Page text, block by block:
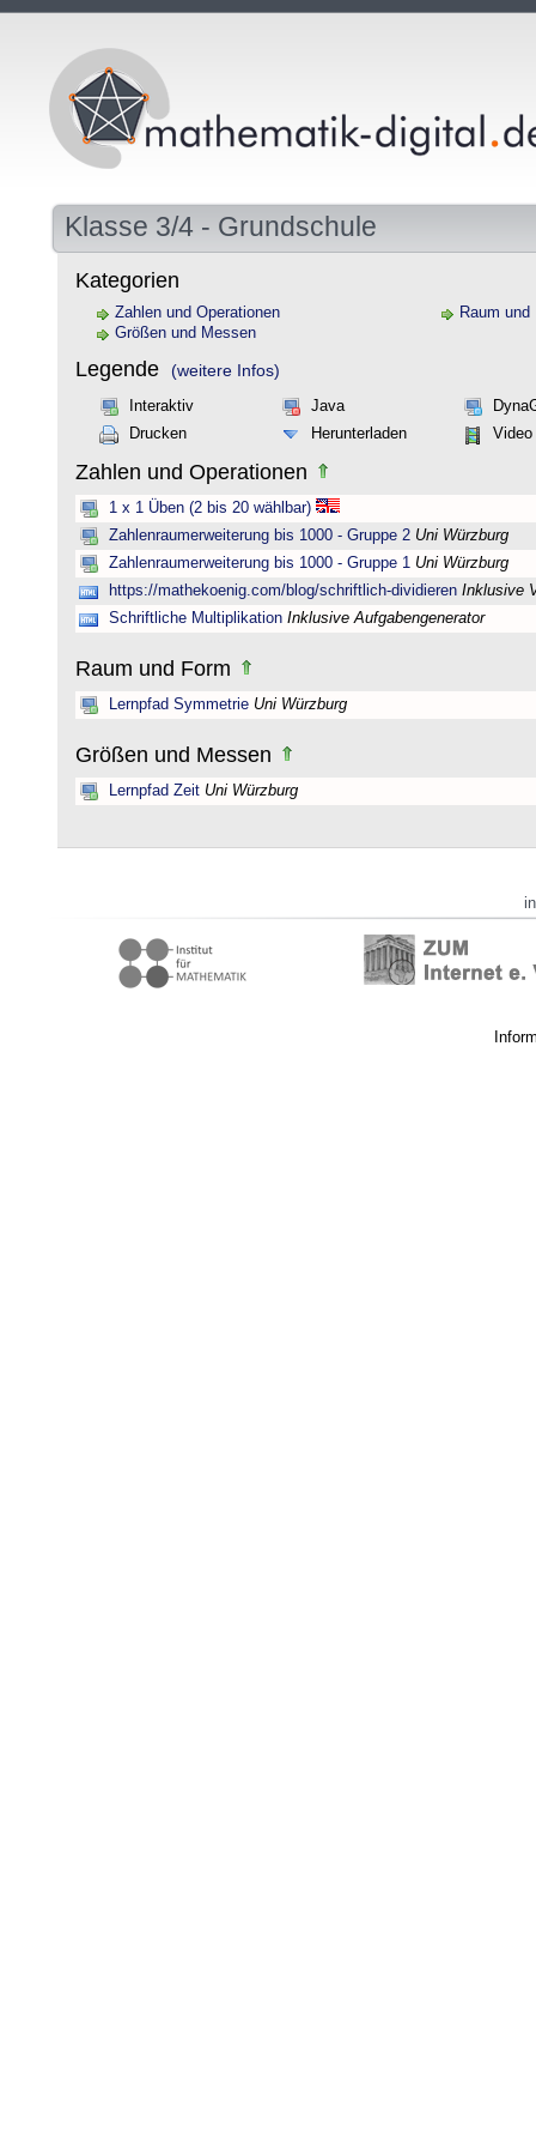
Klasse 3/4 - Grundschule
Kategorien
Zahlen und Operationen
Raum und
Größen und Messen
Legende (weitere Infos)
Interaktiv Java
Drucken
Herunterladen Video
Zahlen und Operationen
1 x 1 Üben (2 bis 20 wählbar)
Zahlenraumerweiterung bis 1000 - Gruppe 2 Uni Würzburg
Zahlenraumerweiterung bis 1000 - Gruppe 1 Uni Würzburg
https://mathekoenig.com/blog/schriftlich-dividieren Inklusive
Schriftliche Multiplikation Inklusive Aufgabengenerator
Raum und Form
Lernpfad Symmetrie Uni Würzburg
Größen und Messen
Lernpfad Zeit Uni Würzburg